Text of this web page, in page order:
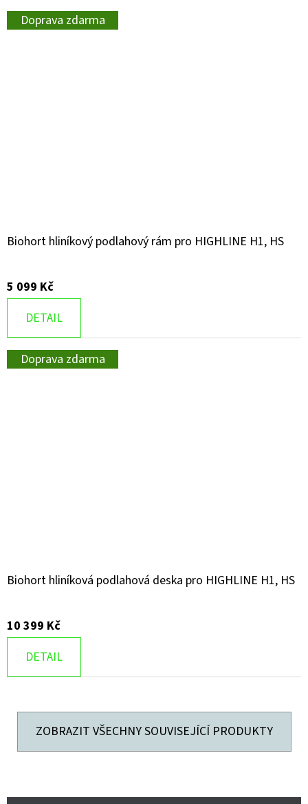
Doprava zdarma
Biohort hliníkový podlahový rám pro HIGHLINE H1, HS
5 099 Kč
DETAIL
Doprava zdarma
Biohort hliníková podlahová deska pro HIGHLINE H1, HS
10 399 Kč
DETAIL
ZOBRAZIT VŠECHNY SOUVISEJÍCÍ PRODUKTY